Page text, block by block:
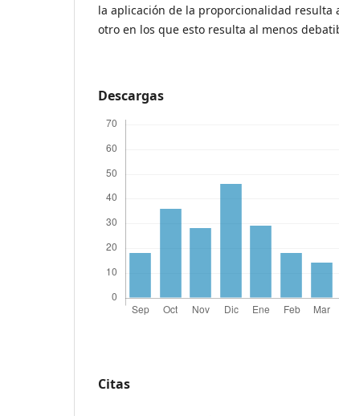
la aplicación de la proporcionalidad resulta
otro en los que esto resulta al menos
Descargas
Citas